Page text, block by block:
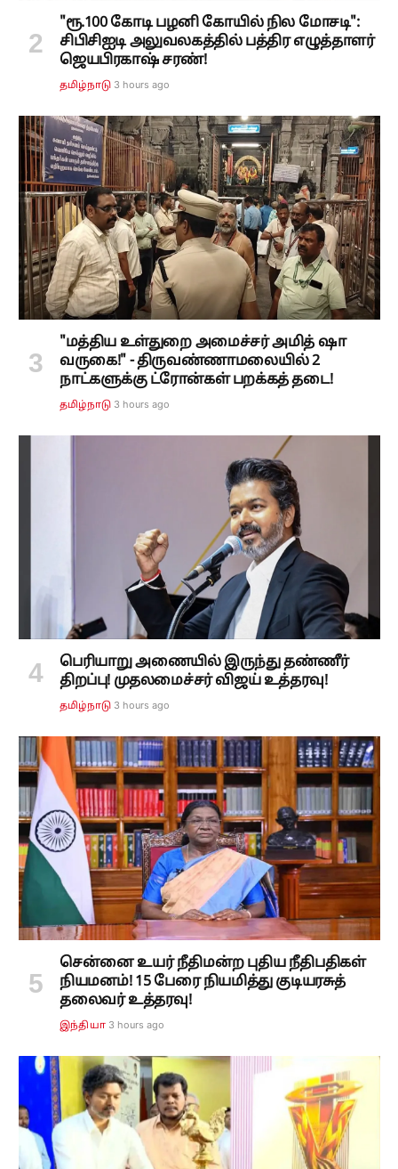
"ரூ.100 கோடி பழனி கோயில் நில மோசடி":
சிபிசிஐடி அலுவலகத்தில் பத்திர எழுத்தாளர்
ஜெயபிரகாஷ் சரண்!
தமிழ்நாடு 3 hours ago
"மத்திய உள்துறை அமைச்சர் அமித் ஷா
வருகை!" - திருவண்ணாமலையில் 2
நாட்களுக்கு ட்ரோன்கள் பறக்கத் தடை!
தமிழ்நாடு 3 hours ago
பெரியாறு அணையில் இருந்து தண்ணீர்
திறப்பு! முதலமைச்சர் விஜய் உத்தரவு!
தமிழ்நாடு 3 hours ago
சென்னை உயர் நீதிமன்ற புதிய நீதிபதிகள்
நியமனம்! 15 பேரை நியமித்து குடியரசுத்
தலைவர் உத்தரவு!
இந்தியா 3 hours ago